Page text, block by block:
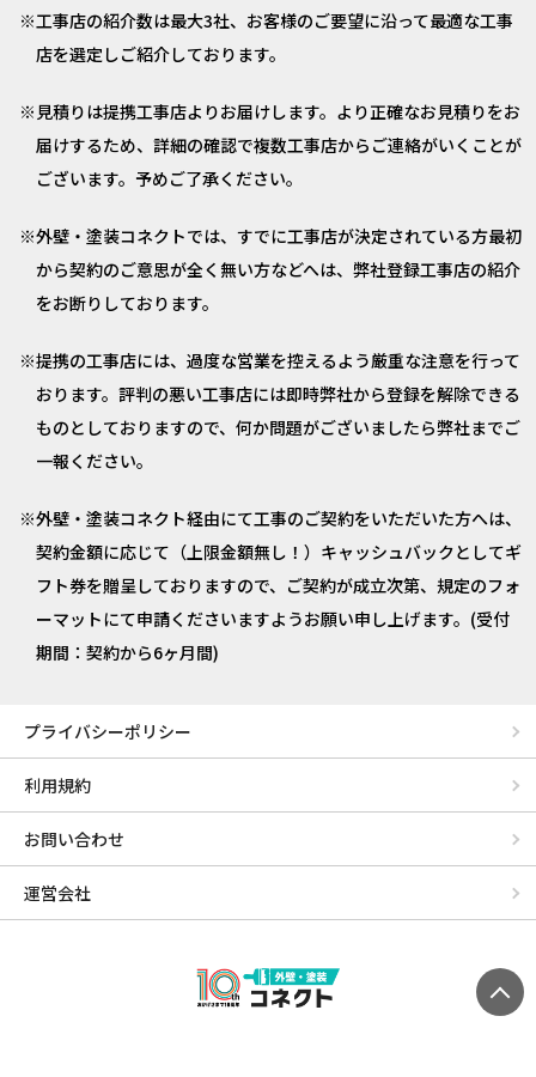
工事店の紹介数は最大3社、お客様のご要望に沿って最適な工事
店を選定しご紹介しております。
見積りは提携工事店よりお届けします。より正確なお見積りをお
届けするため、詳細の確認で複数工事店からご連絡がいくことが
ございます。予めご了承ください。
外壁・塗装コネクトでは、すでに工事店が決定されている方最初
から契約のご意思が全く無い方などへは、弊社登録工事店の紹介
をお断りしております。
提携の工事店には、過度な営業を控えるよう厳重な注意を行って
おります。評判の悪い工事店には即時弊社から登録を解除できる
ものとしておりますので、何か問題がございましたら弊社までご
一報ください。
外壁・塗装コネクト経由にて工事のご契約をいただいた方へは、
契約金額に応じて（上限金額無し！）キャッシュバックとしてギ
フト券を贈呈しておりますので、ご契約が成立次第、規定のフォ
ーマットにて申請くださいますようお願い申し上げます。(受付
期間：契約から6ヶ月間)
プライバシーポリシー
利用規約
お問い合わせ
運営会社